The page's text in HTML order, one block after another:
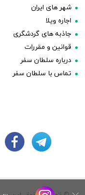
شهر های ایران
اجاره ویلا
جاذبه های گردشگری
قوانین و مقررات
درباره سلطان سفر
تماس با سلطان سفر